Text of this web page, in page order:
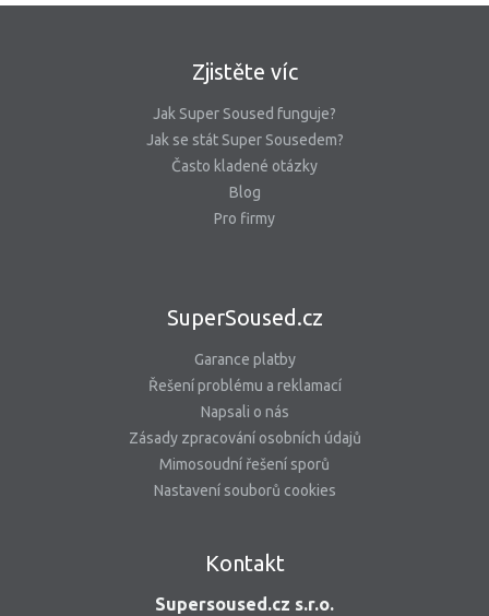
Zjistěte víc
Jak Super Soused funguje?
Jak se stát Super Sousedem?
Často kladené otázky
Blog
Pro firmy
SuperSoused.cz
Garance platby
Řešení problému a reklamací
Napsali o nás
Zásady zpracování osobních údajů
Mimosoudní řešení sporů
Nastavení souborů cookies
Kontakt
Supersoused.cz s.r.o.